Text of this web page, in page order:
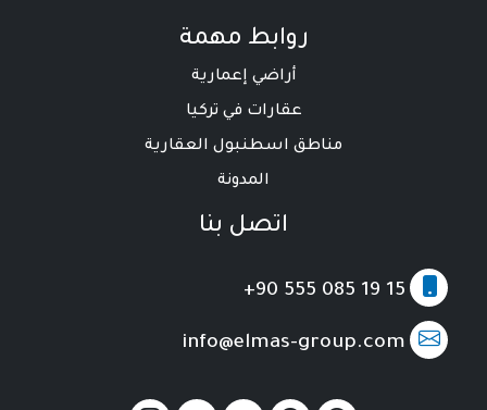
روابط مهمة
أراضي إعمارية
عقارات في تركيا
مناطق اسطنبول العقارية
المدونة
اتصل بنا
+90 555 085 19 15
info@elmas-group.com